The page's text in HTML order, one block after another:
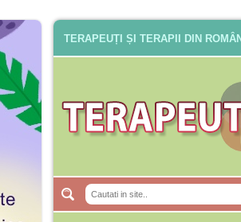
TERAPEUȚI ȘI TERAPII DIN